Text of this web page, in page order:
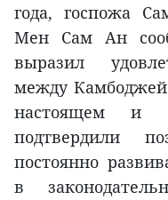
года, госпожа
Мен Сам Ан
выразил
между
настоящем и
подтвердили
постоянно
в